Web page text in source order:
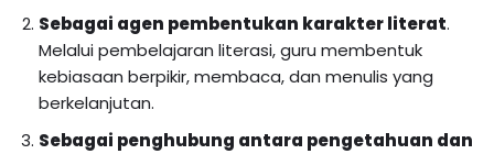
Sebagai agen pembentukan karakter literat.
Melalui pembelajaran literasi, guru membentuk
kebiasaan berpikir, membaca, dan menulis yang
berkelanjutan.
Sebagai penghubung antara pengetahuan dan